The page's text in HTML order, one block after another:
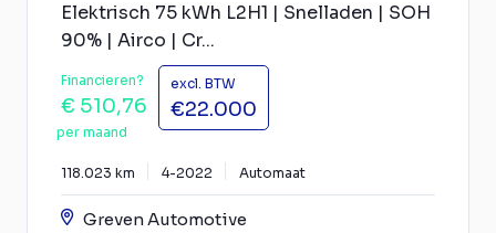
Elektrisch 75 kWh L2H1 | Snelladen | SOH
90% | Airco | Cr...
Financieren?
€ 510,76
per maand
excl. BTW
€22.000
118.023 km 4-2022 Automaat
Greven Automotive